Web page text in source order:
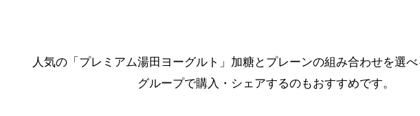
人気の「プレミアム湯田ヨーグルト」加糖とプレーンの組み合わせを選べ
グループで購入・シェアするのもおすすめです。